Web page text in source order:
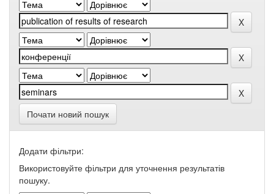
Почати новий пошук
Додати фільтри:
Використовуйте фільтри для уточнення результатів
пошуку.